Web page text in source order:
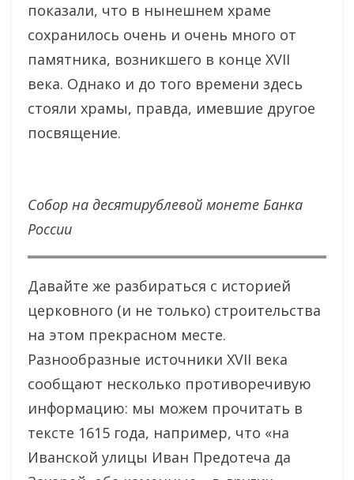
показали, что в нынешнем храме
сохранилось очень и очень много от
памятника, возникшего в конце XVII
века. Однако и до того времени здесь
стояли храмы, правда, имевшие другое
посвящение.
Собор на десятирублевой монете Банка
России
Давайте же разбираться с историей
церковного (и не только) строительства
на этом прекрасном месте.
Разнообразные источники XVII века
сообщают несколько противоречивую
информацию: мы можем прочитать в
тексте 1615 года, например, что «на
Иванской улицы Иван Предотеча да